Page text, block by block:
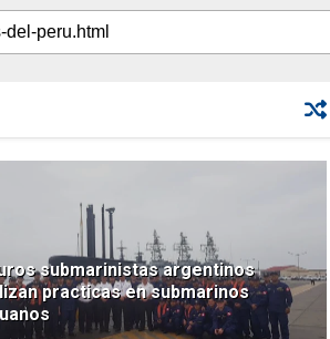
submarinistas argentinos
practicas en submarinos